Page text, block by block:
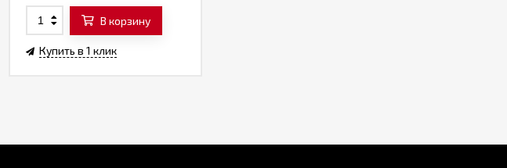
В корзину
Купить в 1 клик